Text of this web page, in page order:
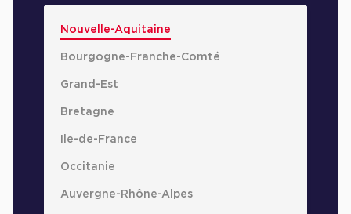
Nouvelle-Aquitaine
Bourgogne-Franche-Comté
Grand-Est
Bretagne
Ile-de-France
Occitanie
Auvergne-Rhône-Alpes